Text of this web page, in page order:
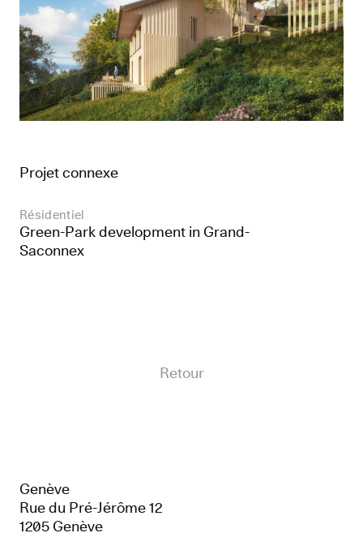
Projet connexe
Résidentiel
Green-Park development in Grand-
Saconnex
Retour
Genève
Rue du Pré-Jérôme 12
1205 Genève